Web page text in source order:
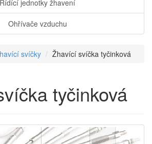
Řídící jednotky žhavení
Ohřívače vzduchu
svíčky Žhavící svíčka tyčinková
tyčinková